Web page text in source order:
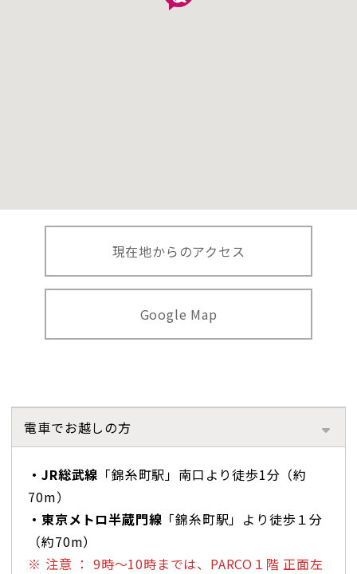
現在地からのアクセス
Google Map
電車でお越しの方
・JR総武線 「錦糸町駅」南口より徒歩1分（約
70m）
・東京メトロ半蔵門線 「錦糸町駅」より徒歩１分
（約70m）
※ 注意 ： 9時～10時までは、PARCO１階 正面左